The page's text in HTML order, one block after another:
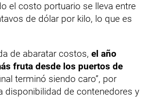
el costo portuario se lleva entre
de dólar por kilo, lo que es
de abaratar costos, el año
fruta desde los puertos de
terminó siendo caro”, por
disponibilidad de contenedores y